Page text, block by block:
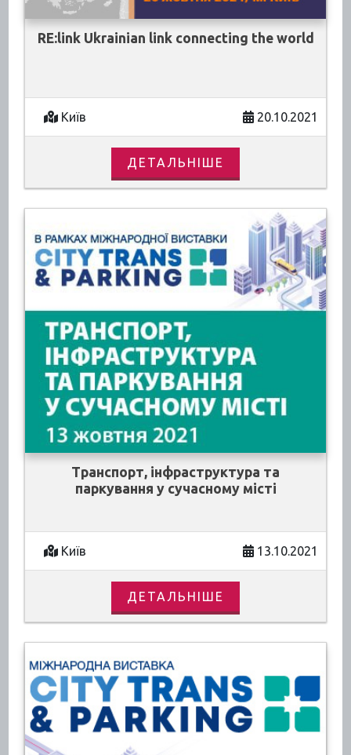
RE:link Ukrainian link connecting the world
Київ 20.10.2021
ДЕТАЛЬНІШЕ
Транспорт, інфраструктура та
паркування у сучасному місті
Київ 13.10.2021
ДЕТАЛЬНІШЕ